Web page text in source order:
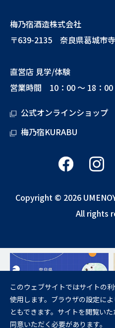
梅乃宿酒造株式会社
〒639-2135 奈良県葛城市
直営店 見学/体験
営業時間 10：00 ～ 18：
公式オンラインショップ
梅乃宿KURABU
Copyright © 2026
All rights
飲酒は20歳になってから。
妊娠中や授乳期の飲酒は、
あります。
このウェブサイトではサイトの
使用します。ブラウザの設定に
ともできます。サイトを閲覧い
同意いただく必要があります。